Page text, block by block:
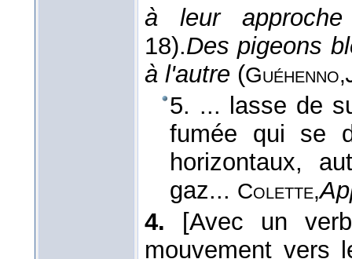
à leur approche
18).Des pigeons
à l'autre (Guéhenno,
5. ... lasse de
fumée qui se
horizontaux,
gaz... Colette,
4.
[Avec un
mouvement vers